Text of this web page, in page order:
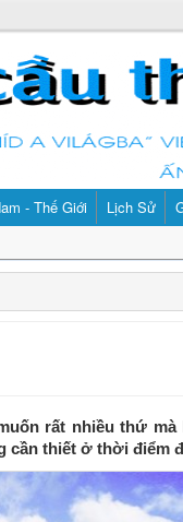
- Thế Giới Lịch Sử
rất nhiều thứ
cần thiết ở thời điểm